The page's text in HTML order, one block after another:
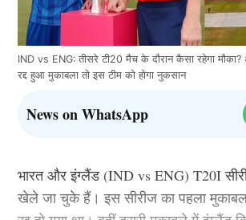
IND vs ENG: तीसरे टी20 मैच के दौरान कैसा रहेगा
रद्द हुआ मुकाबला तो इस टीम को होगा नुकसान
News on WhatsApp
भारत और इंग्लैंड (IND vs ENG) T20I
खेले जा चुके हैं। इस सीरीज का पहला